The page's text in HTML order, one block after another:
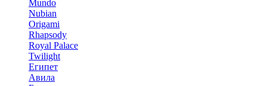
Mundo
Nubian
Origami
Rhapsody
Royal Palace
Twilight
Египет
Авила